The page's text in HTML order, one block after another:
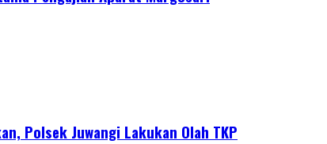
Polsek Juwangi Lakukan Olah TKP